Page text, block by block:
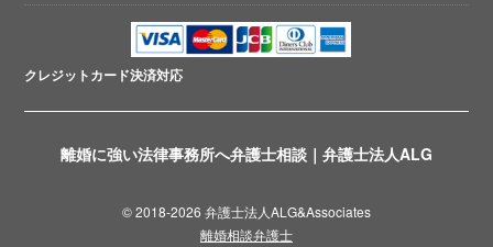
離婚に強い法律事務所へ弁護士相談｜弁護士法人ALG
クレジットカード決済対応
© 2018-2026 弁護士法人ALG&Associates
離婚相談弁護士